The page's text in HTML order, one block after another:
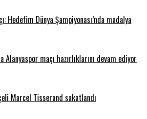
Hedefim Dünya Şampiyonası’nda madalya
Alanyaspor maçı hazırlıklarını devam ediyor
Marcel Tisserand sakatlandı